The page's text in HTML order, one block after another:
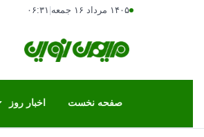
۱۴۰۵ مرداد ۱۶ جمعه ۰۶:۳۱
صفحه نخست اخبار روز